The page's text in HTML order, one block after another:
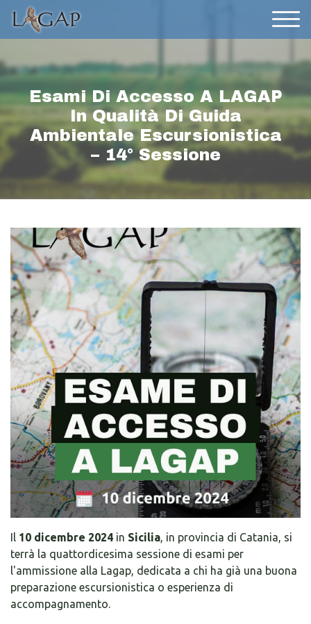
Esami Di Accesso A LAGAP
In Qualità Di Guida
Ambientale Escursionistica
– 14° Sessione
Il 10 dicembre 2024 in Sicilia, in provincia di Catania, si
terrà la quattordicesima sessione di esami per
l'ammissione alla Lagap, dedicata a chi ha già una buona
preparazione escursionistica o esperienza di
accompagnamento.